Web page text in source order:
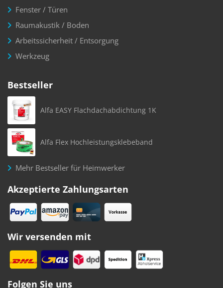
Fenster / Türen
Raumakustik / Boden
Arbeitssicherheit / Entsorgung
Werkzeug
Bestseller
Alfa EASY Flachdachabdichtung 1K
Alfa Flex Hochleistungsklebeband
Mehr Bestseller für Heimwerker
Akzeptierte Zahlungsarten
Wir versenden mit
Folgen Sie uns